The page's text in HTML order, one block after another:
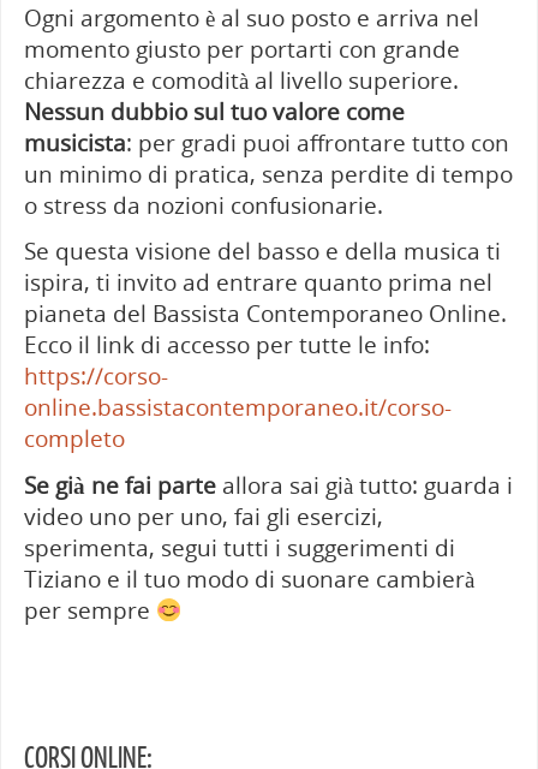
Ogni argomento è al suo posto e arriva nel
momento giusto per portarti con grande
chiarezza e comodità al livello superiore.
Nessun dubbio sul tuo valore come
musicista: per gradi puoi affrontare tutto con
un minimo di pratica, senza perdite di tempo
o stress da nozioni confusionarie.
Se questa visione del basso e della musica ti
ispira, ti invito ad entrare quanto prima nel
pianeta del Bassista Contemporaneo Online.
Ecco il link di accesso per tutte le info:
https://corso-
online.bassistacontemporaneo.it/corso-
completo
Se già ne fai parteallora sai già tutto: guarda i
video uno per uno, fai gli esercizi,
sperimenta, segui tutti i suggerimenti di
Tiziano e il tuo modo di suonare cambierà
per sempre
CORSI ONLINE: